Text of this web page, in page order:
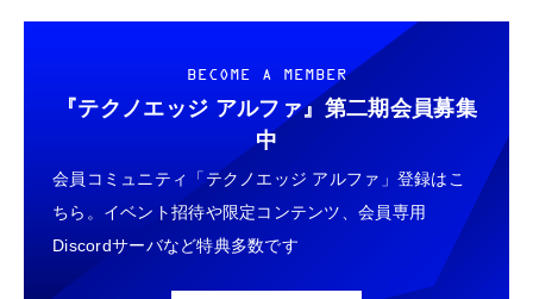
BECOME A MEMBER
『テクノエッジ アルファ』 第二期会員募集
中
会員コミュニティ「テクノエッジ アルファ」登録はこ
ちら。イベント招待や限定コンテンツ、会員専用
Discordサーバなど特典多数です